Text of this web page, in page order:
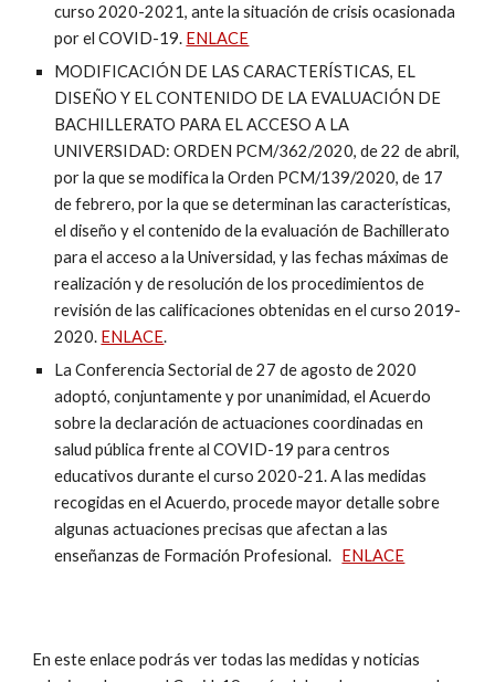
curso 2020-2021, ante la situación de crisis ocasionada
por el COVID-19. ENLACE
MODIFICACIÓN DE LAS CARACTERÍSTICAS, EL
DISEÑO Y EL CONTENIDO DE LA EVALUACIÓN DE
BACHILLERATO PARA EL ACCESO A LA
UNIVERSIDAD: ORDEN PCM/362/2020, de 22 de abril,
por la que se modifica la Orden PCM/139/2020, de 17
de febrero, por la que se determinan las características,
el diseño y el contenido de la evaluación de Bachillerato
para el acceso a la Universidad, y las fechas máximas de
realización y de resolución de los procedimientos de
revisión de las calificaciones obtenidas en el curso 2019-
2020. ENLACE.
La Conferencia Sectorial de 27 de agosto de 2020
adoptó, conjuntamente y por unanimidad, el Acuerdo
sobre la declaración de actuaciones coordinadas en
salud pública frente al COVID-19 para centros
educativos durante el curso 2020-21. A las medidas
recogidas en el Acuerdo, procede mayor detalle sobre
algunas actuaciones precisas que afectan a las
enseñanzas de Formación Profesional. ENLACE
En este enlace podrás ver todas las medidas y noticias